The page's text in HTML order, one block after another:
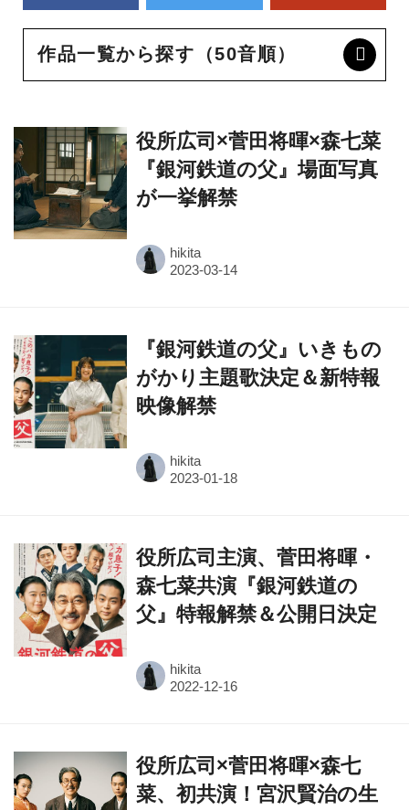
作品一覧から探す（50音順）
役所広司×菅田将暉×森七菜
『銀河鉄道の父』場面写真
が一挙解禁
hikita
『銀河鉄道の父』いきもの
がかり主題歌決定＆新特報
映像解禁
hikita
役所広司主演、菅田将暉・
森七菜共演『銀河鉄道の
父』特報解禁＆公開日決定
hikita
役所広司×菅田将暉×森七
菜、初共演！宮沢賢治の生